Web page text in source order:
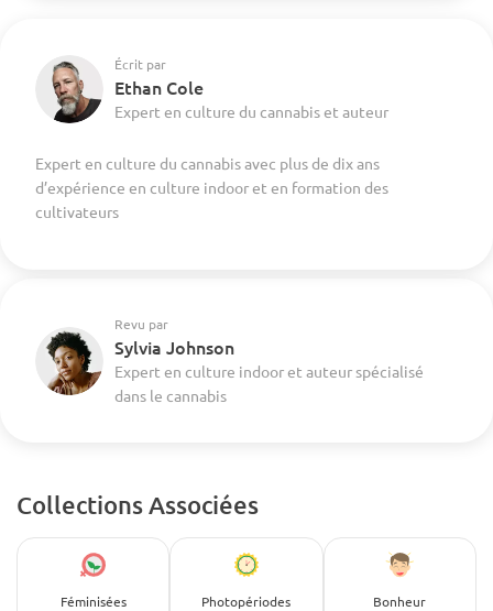
Écrit par
Ethan Cole
Expert en culture du cannabis et auteur
Expert en culture du cannabis avec plus de dix ans
d’expérience en culture indoor et en formation des
cultivateurs
Revu par
Sylvia Johnson
Expert en culture indoor et auteur spécialisé
dans le cannabis
Collections Associées
Féminisées Photopériodes Bonheur